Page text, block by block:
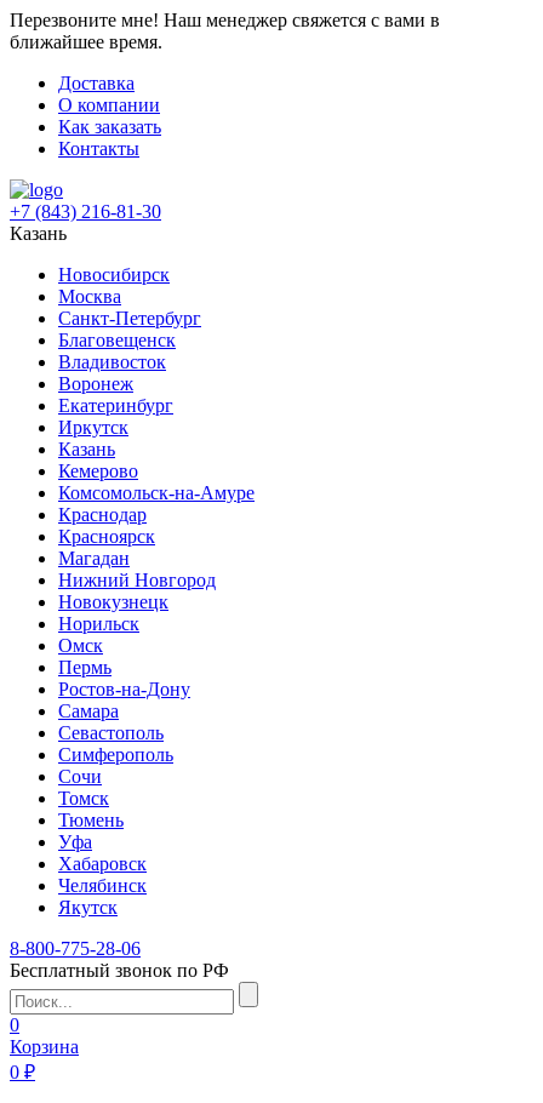
Перезвоните мне! Наш менеджер свяжется с вами в
ближайшее время.
Доставка
О компании
Как заказать
Контакты
+7 (843) 216-81-30
Казань
Новосибирск
Москва
Санкт-Петербург
Благовещенск
Владивосток
Воронеж
Екатеринбург
Иркутск
Казань
Кемерово
Комсомольск-на-Амуре
Краснодар
Красноярск
Магадан
Нижний Новгород
Новокузнецк
Норильск
Омск
Пермь
Ростов-на-Дону
Самара
Севастополь
Симферополь
Сочи
Томск
Тюмень
Уфа
Хабаровск
Челябинск
Якутск
8-800-775-28-06
Бесплатный звонок по РФ
0
Корзина
0 ₽